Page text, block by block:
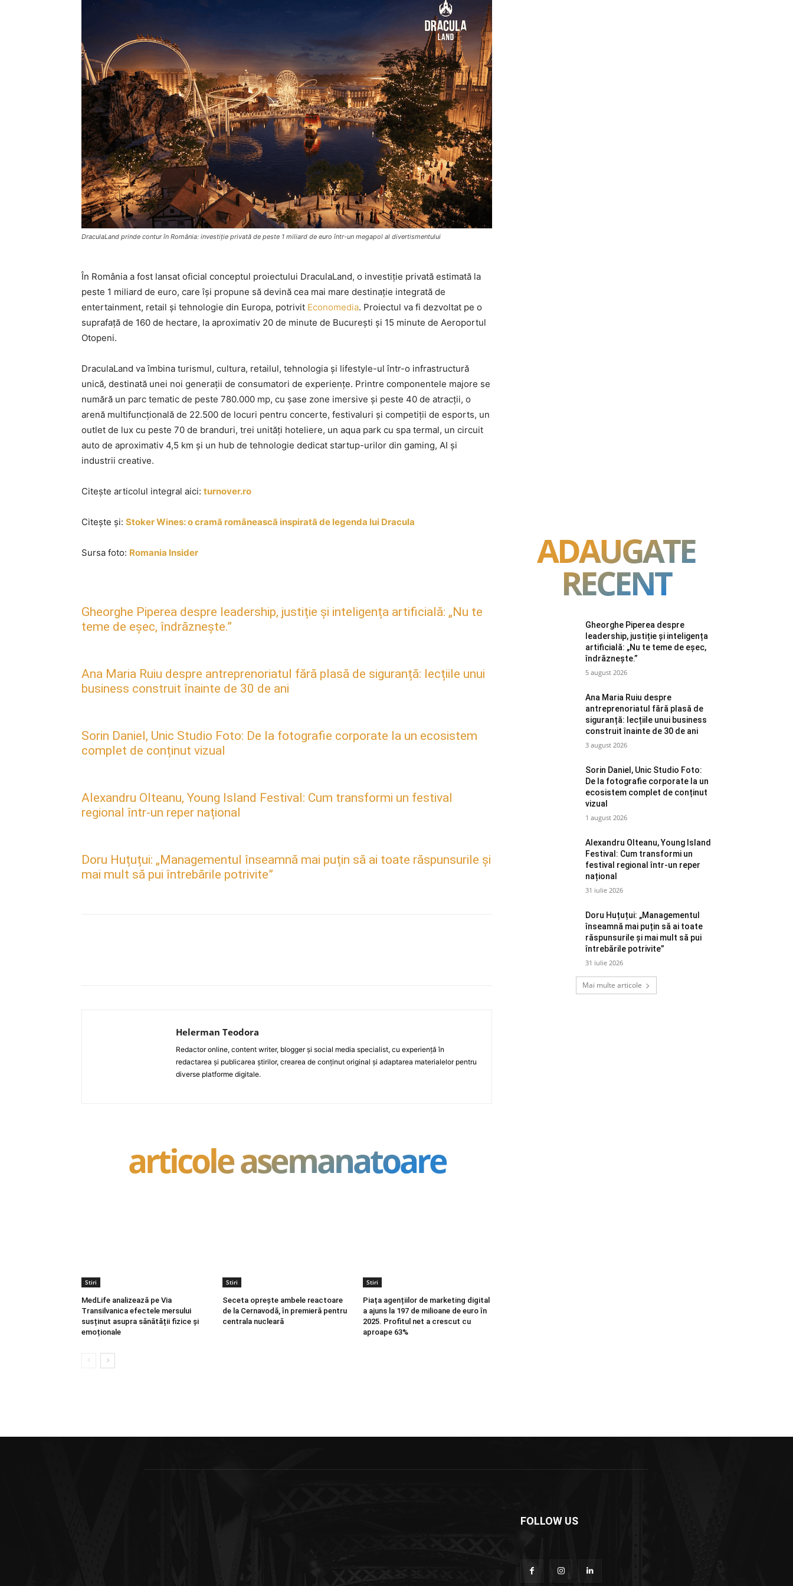
DraculaLand prinde contur în România: investiție privată de peste 1 miliard de euro într-un megapol al divertismentului
În România a fost lansat oficial conceptul proiectului DraculaLand, o investiție privată estimată la
peste 1 miliard de euro, care își propune să devină cea mai mare destinație integrată de
entertainment, retail și tehnologie din Europa, potrivit Economedia. Proiectul va fi dezvoltat pe o
suprafață de 160 de hectare, la aproximativ 20 de minute de București și 15 minute de Aeroportul
Otopeni.
DraculaLand va îmbina turismul, cultura, retailul, tehnologia și lifestyle-ul într-o infrastructură
unică, destinată unei noi generații de consumatori de experiențe. Printre componentele majore se
numără un parc tematic de peste 780.000 mp, cu șase zone imersive și peste 40 de atracții, o
arenă multifuncțională de 22.500 de locuri pentru concerte, festivaluri și competiții de esports, un
outlet de lux cu peste 70 de branduri, trei unități hoteliere, un aqua park cu spa termal, un circuit
auto de aproximativ 4,5 km și un hub de tehnologie dedicat startup-urilor din gaming, AI și
industrii creative.
Citește articolul integral aici: turnover.ro
Citește și: Stoker Wines: o cramă românească inspirată de legenda lui Dracula
Sursa foto: Romania Insider
Gheorghe Piperea despre leadership, justiție și inteligența artificială: „Nu te
teme de eșec, îndrăznește.”
Ana Maria Ruiu despre antreprenoriatul fără plasă de siguranță: lecțiile unui
business construit înainte de 30 de ani
Sorin Daniel, Unic Studio Foto: De la fotografie corporate la un ecosistem
complet de conținut vizual
Alexandru Olteanu, Young Island Festival: Cum transformi un festival
regional într-un reper național
Doru Huțuțui: „Managementul înseamnă mai puțin să ai toate răspunsurile și
mai mult să pui întrebările potrivite”
Helerman Teodora
Redactor online, content writer, blogger și social media specialist, cu experiență în
redactarea și publicarea știrilor, crearea de conținut original și adaptarea materialelor pentru
diverse platforme digitale.
articole asemanatoare
Stiri
MedLife analizează pe Via
Transilvanica efectele mersului
susținut asupra sănătății fizice și
emoționale
Stiri
Seceta oprește ambele reactoare
de la Cernavodă, în premieră pentru
centrala nucleară
Stiri
Piața agențiilor de marketing digital
a ajuns la 197 de milioane de euro în
2025. Profitul net a crescut cu
aproape 63%
ADAUGATE
RECENT
Gheorghe Piperea despre
leadership, justiție și inteligența
artificială: „Nu te teme de eșec,
îndrăznește.”
5 august 2026
Ana Maria Ruiu despre
antreprenoriatul fără plasă de
siguranță: lecțiile unui business
construit înainte de 30 de ani
3 august 2026
Sorin Daniel, Unic Studio Foto:
De la fotografie corporate la un
ecosistem complet de conținut
vizual
1 august 2026
Alexandru Olteanu, Young Island
Festival: Cum transformi un
festival regional într-un reper
național
31 iulie 2026
Doru Huțuțui: „Managementul
înseamnă mai puțin să ai toate
răspunsurile și mai mult să pui
întrebările potrivite”
31 iulie 2026
Mai multe articole
FOLLOW US